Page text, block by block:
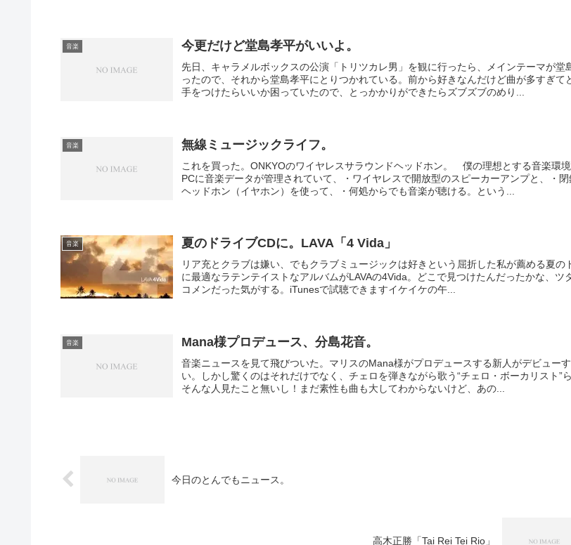
音楽 今更だけど堂島孝平がいいよ。
先日、キャラメルボックスの公演「トリツカレ男」を観に行ったら、メインテーマが堂
ったので、それから堂島孝平にとりつかれている。前から好きなんだけど曲が多すぎて
手をつけたらいいか困っていたので、とっかかりができたらズブズブのめり...
音楽 無線ミュージックライフ。
これを買った。ONKYOのワイヤレスサラウンドヘッドホン。 僕の理想とする音楽環境
PCに音楽データが管理されていて、・ワイヤレスで開放型のスピーカーアンプと、・
ヘッドホン（イヤホン）を使って、・何処からでも音楽が聴ける。という...
音楽 夏のドライブCDに。LAVA「4 Vida」
リア充とクラブは嫌い、でもクラブミュージックは好きという屈折した私が薦める夏の
に最適なラテンテイストなアルバムがLAVAの4Vida。どこで見つけたんだったかな、ツ
コメンだった気がする。iTunesで試聴できますイケイケの午...
音楽 Mana様プロデュース、分島花音。
音楽ニュースを見て飛びついた。マリスのMana様がプロデュースする新人がデビュー
い。しかし驚くのはそれだけでなく、チェロを弾きながら歌う“チェロ・ボーカリスト”ら
そんな人見たこと無いし！まだ素性も曲も大してわからないけど、あの...
今日のとんでもニュース。
高木正勝「Tai Rei Tei Rio」